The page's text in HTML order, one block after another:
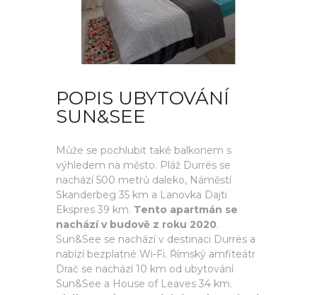
POPIS UBYTOVÁNÍ
SUN&SEE
Může se pochlubit také balkonem s
výhledem na město. Pláž Durrës se
nachází 500 metrů daleko, Náměstí
Skanderbeg 35 km a Lanovka Dajti
Ekspres 39 km. Tento apartmán se
nachází v budově z roku 2020.
Sun&See se nachází v destinaci Durrës a
nabízí bezplatné Wi-Fi. Římský amfiteátr
Drač se nachází 10 km od ubytování
Sun&See a House of Leaves 34 km.